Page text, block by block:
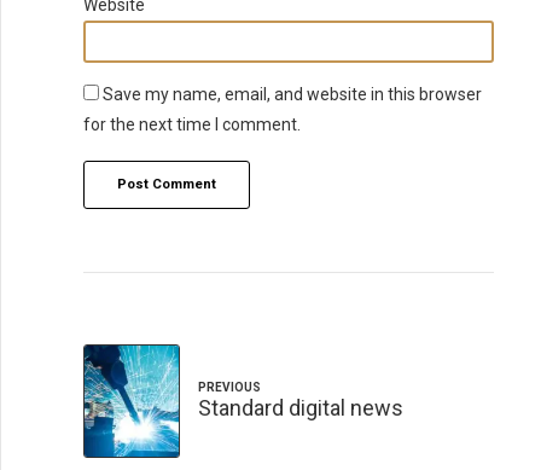
Website
Save my name, email, and website in this browser
for the next time I comment.
Post Comment
PREVIOUS
Standard digital news